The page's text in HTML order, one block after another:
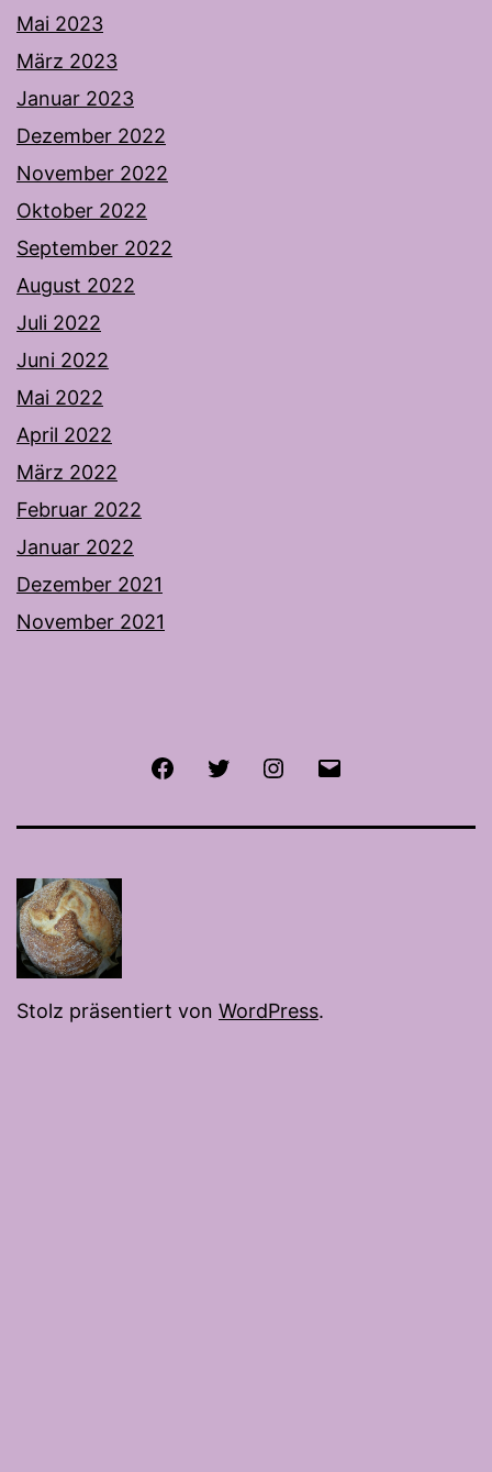
Mai 2023
März 2023
Januar 2023
Dezember 2022
November 2022
Oktober 2022
September 2022
August 2022
Juli 2022
Juni 2022
Mai 2022
April 2022
März 2022
Februar 2022
Januar 2022
Dezember 2021
November 2021
FacebookTwitter Instagram
Stolz präsentiert von WordPress.